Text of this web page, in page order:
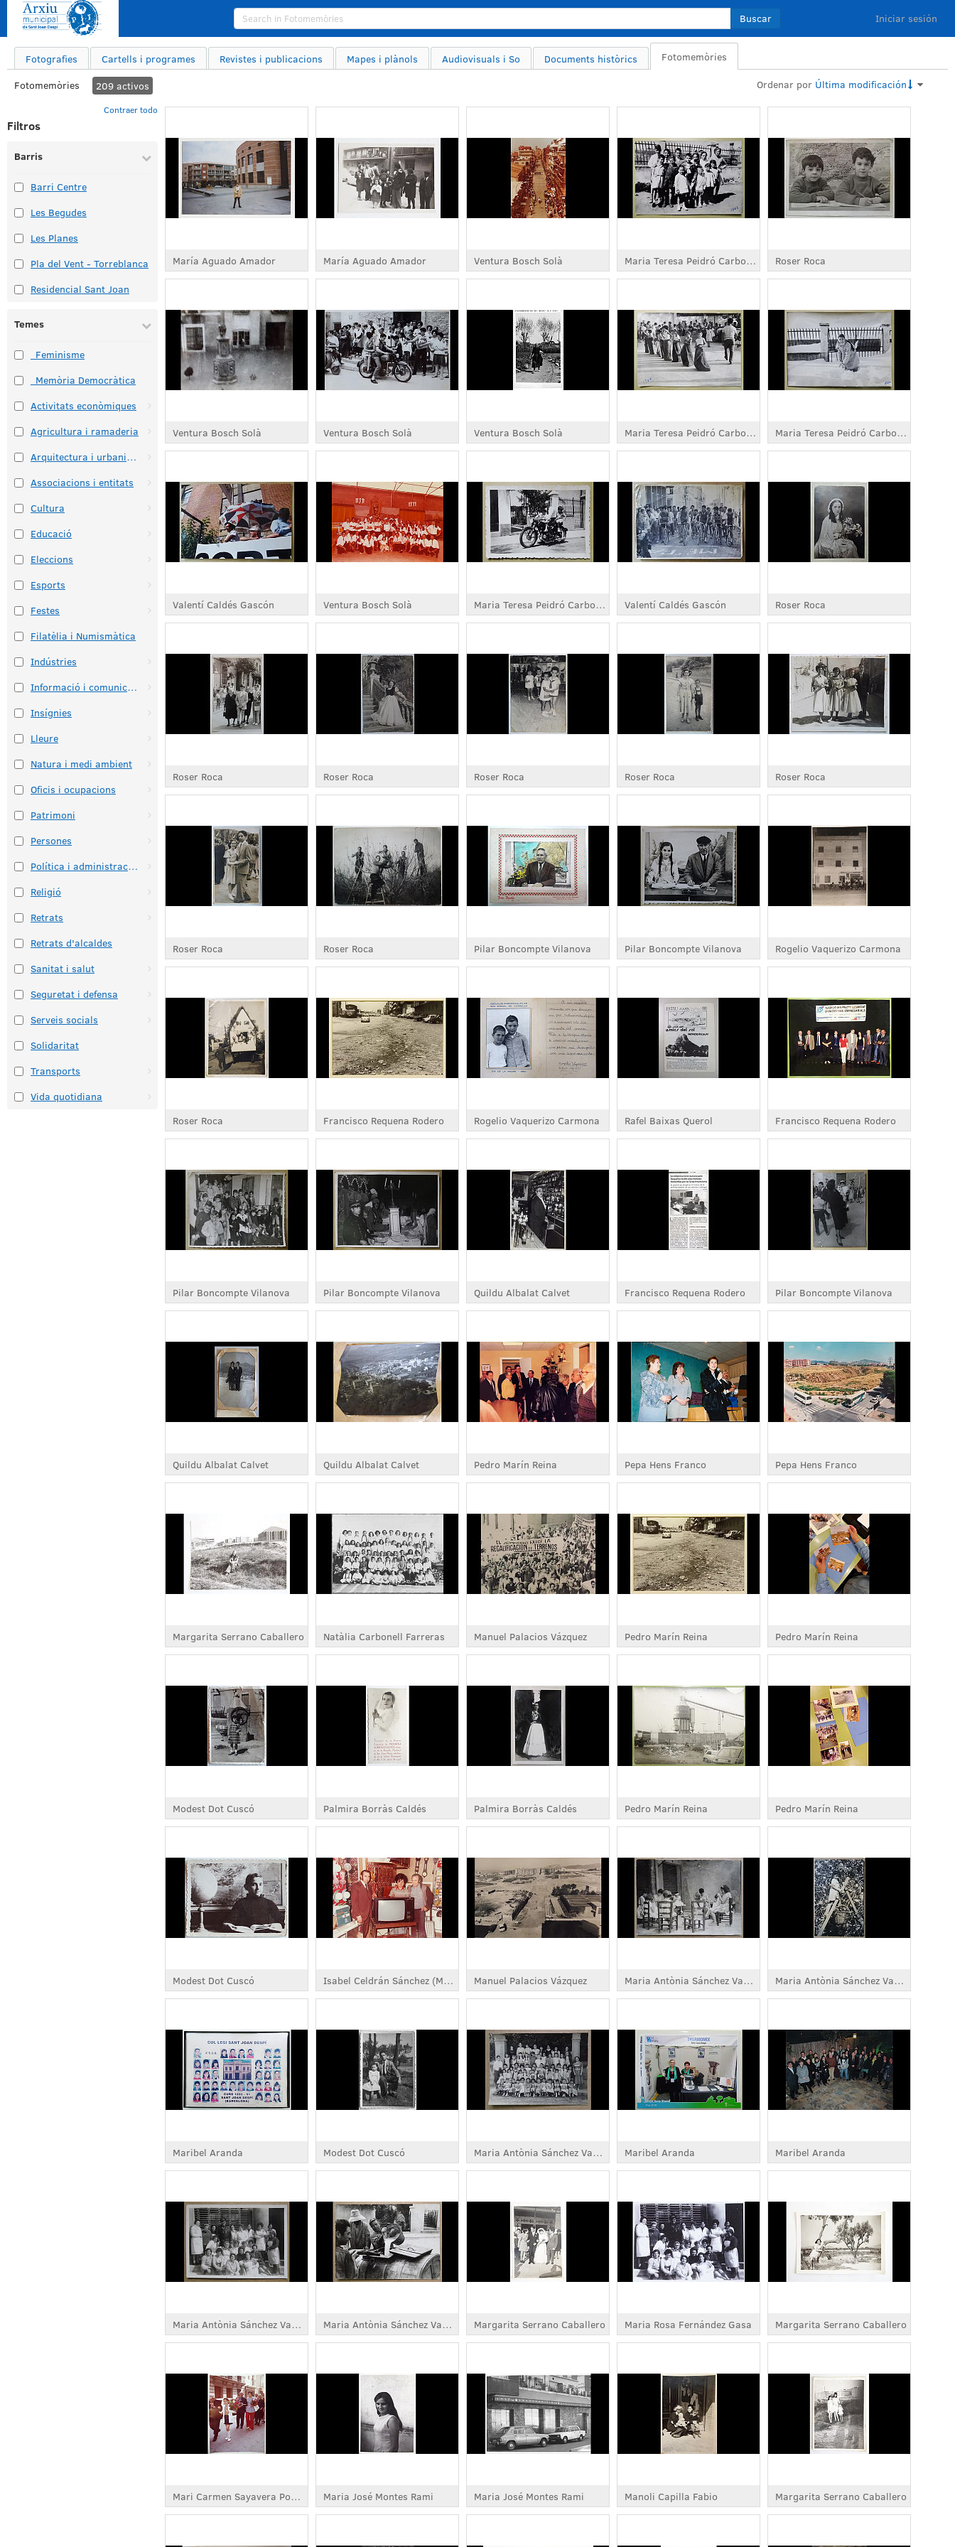
Buscar Iniciar sesión
Fotografies Cartells i programes Revistes i publicacions Mapes i plànols Audiovisuals i So Documents històrics Fotomemòries
Fotomemòries 209 activos Ordenar por Última modificación
Contraer todo
Filtros
Barris
Barri Centre
Les Begudes
Les Planes
Pla del Vent - Torreblanca
Residencial Sant Joan
Temes
_Feminisme
_Memòria Democràtica
Activitats econòmiques
Agricultura i ramaderia
Arquitectura i urbanisme
Associacions i entitats
Cultura
Educació
Eleccions
Esports
Festes
Filatèlia i Numismàtica
Indústries
Informació i comunicació
Insígnies
Lleure
Natura i medi ambient
Oficis i ocupacions
Patrimoni
Persones
Política i administració pública
Religió
Retrats
Retrats d'alcaldes
Sanitat i salut
Seguretat i defensa
Serveis socials
Solidaritat
Transports
Vida quotidiana
María Aguado Amador María Aguado Amador Ventura Bosch Solà Maria Teresa Peidró Carbonell Roser Roca
Ventura Bosch Solà Ventura Bosch Solà Ventura Bosch Solà Maria Teresa Peidró Carbonell Maria Teresa Peidró Carbonell
Valentí Caldés Gascón Ventura Bosch Solà Maria Teresa Peidró Carbonell Valentí Caldés Gascón Roser Roca
Roser Roca Roser Roca Roser Roca Roser Roca Roser Roca
Roser Roca Roser Roca Pilar Boncompte Vilanova Pilar Boncompte Vilanova Rogelio Vaquerizo Carmona
Roser Roca Francisco Requena Rodero Rogelio Vaquerizo Carmona Rafel Baixas Querol Francisco Requena Rodero
Pilar Boncompte Vilanova Pilar Boncompte Vilanova Quildu Albalat Calvet Francisco Requena Rodero Pilar Boncompte Vilanova
Quildu Albalat Calvet Quildu Albalat Calvet Pedro Marín Reina Pepa Hens Franco Pepa Hens Franco
Margarita Serrano Caballero Natàlia Carbonell Farreras Manuel Palacios Vázquez Pedro Marín Reina Pedro Marín Reina
Modest Dot Cuscó Palmira Borràs Caldés Palmira Borràs Caldés Pedro Marín Reina Pedro Marín Reina
Modest Dot Cuscó Isabel Celdrán Sánchez (Moya) Manuel Palacios Vázquez Maria Antònia Sánchez Vargas Maria Antònia Sánchez Vargas
Maribel Aranda Modest Dot Cuscó Maria Antònia Sánchez Vargas Maribel Aranda Maribel Aranda
Maria Antònia Sánchez Vargas Maria Antònia Sánchez Vargas Margarita Serrano Caballero Maria Rosa Fernández Gasa Margarita Serrano Caballero
Mari Carmen Sayavera Ponce Maria José Montes Rami Maria José Montes Rami Manoli Capilla Fabio Margarita Serrano Caballero